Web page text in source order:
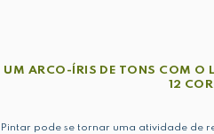
UM ARCO-ÍRIS DE TONS COM O
12
Pintar pode se tornar uma atividade de